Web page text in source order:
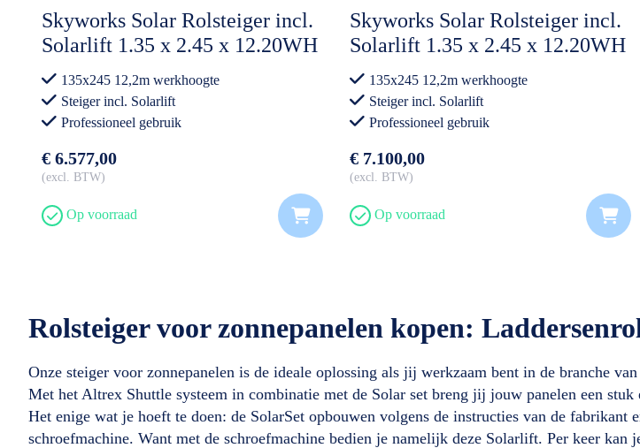
Skyworks Solar Rolsteiger incl.
Solarlift 1.35 x 2.45 x 12.20WH
135x245 12,2m werkhoogte
Steiger incl. Solarlift
Professioneel gebruik
€ 6.577,00
excl. BTW
Op voorraad
Skyworks Solar Rolsteiger incl.
Solarlift 1.35 x 2.45 x 12.20WH
CarbonDeck
135x245 12,2m werkhoogte
Steiger incl. Solarlift
Professioneel gebruik
€ 7.100,00
excl. BTW
Op voorraad
Rolsteiger voor zonnepanelen kopen:
Onze steiger voor zonnepanelen is de ideale oplossing als jij werkzaam bent in de branche
Met het Altrex Shuttle systeem in combinatie met de Solar set breng jij jouw panelen een stuk
Het enige wat je hoeft te doen: de SolarSet opbouwen volgens de instructies van de fabrikant
schroefmachine. Want met de schroefmachine bedien je namelijk deze Solarlift. Per keer kan